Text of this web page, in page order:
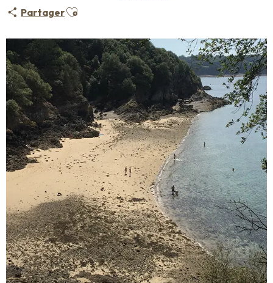
PartagerAjouter aux favoris